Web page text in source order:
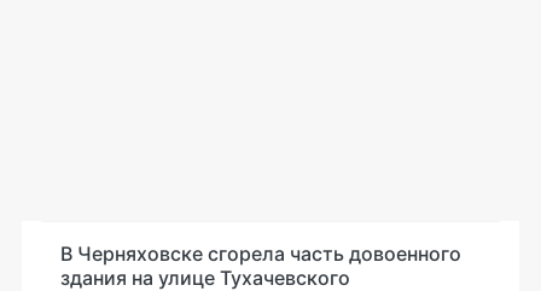
В Черняховске сгорела часть довоенного
здания на улице Тухачевского